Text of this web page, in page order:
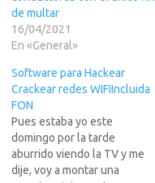
de multar
16/04/2021
En «General»
Software para Hackear
Crackear redes WIFIIncluida
FON
Pues estaba yo este
domingo por la tarde
aburrido viendo la TV y me
dije, voy a montar una